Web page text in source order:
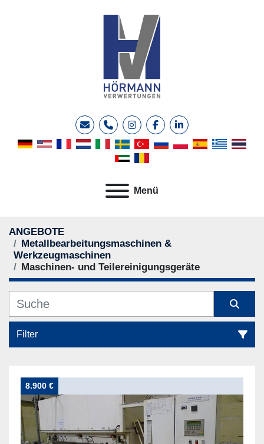
E-MailTelefoninstagramfacebooklinkedin
Menü
ANGEBOTE
Metallbearbeitungsmaschinen &
Werkzeugmaschinen
Maschinen- und Teilereinigungsgeräte
Filter
Sortieren nach
8.900 €